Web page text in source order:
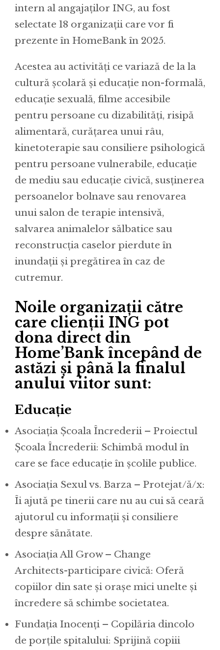
intern al angajaților ING, au fost
selectate 18 organizații care vor fi
prezente în HomeBank în 2025.
Acestea au activități ce variază de la la
cultură școlară și educație non-formală,
educație sexuală, filme accesibile
pentru persoane cu dizabilități, risipă
alimentară, curățarea unui râu,
kinetoterapie sau consiliere psihologică
pentru persoane vulnerabile, educație
de mediu sau educație civică, susținerea
persoanelor bolnave sau renovarea
unui salon de terapie intensivă,
salvarea animalelor sălbatice sau
reconstrucția caselor pierdute în
inundații și pregătirea în caz de
cutremur.
Noile organizații către
care clienții ING pot
dona direct din
Home’Bank începând de
astăzi și până la finalul
anului viitor sunt:
Educație
Asociația Școala Încrederii – Proiectul
Școala Încrederii: Schimbă modul în
care se face educație în școlile publice.
Asociația Sexul vs. Barza – Protejat/ă/x:
Îi ajută pe tinerii care nu au cui să ceară
ajutorul cu informații și consiliere
despre sănătate.
Asociația All Grow – Change
Architects-participare civică: Oferă
copiilor din sate și orașe mici unelte și
încredere să schimbe societatea.
Fundația Inocenți – Copilăria dincolo
de porțile spitalului: Sprijină copiii